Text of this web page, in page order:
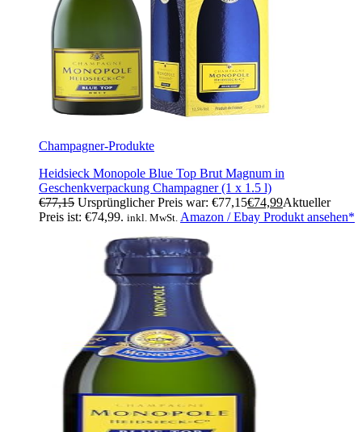
Champagner-Produkte
Heidsieck Monopole Blue Top Brut Magnum in
Geschenkverpackung Champagner (1 x 1.5 l)
€77,15 Ursprünglicher Preis war: €77,15€74,99Aktueller
Preis ist: €74,99. inkl. MwSt. Amazon / Ebay Produkt ansehen*